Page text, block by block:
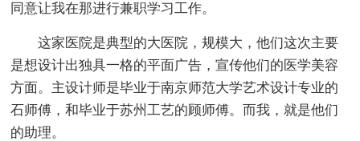
同意让我在那进行兼职学习工作。
这家医院是典型的大医院，规模大，他们这次主要
是想设计出独具一格的平面广告，宣传他们的医学美容
方面。主设计师是毕业于南京师范大学艺术设计专业的
石师傅，和毕业于苏州工艺的顾师傅。而我，就是他们
的助理。